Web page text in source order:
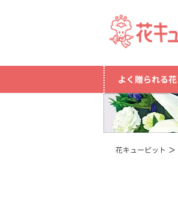
よく贈られる花
花キューピット